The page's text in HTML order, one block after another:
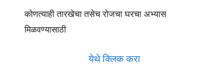
कोणत्याही तारखेचा तसेच रोजचा घरचा अभ्यास
मिळवण्यासाठी
येथे क्लिक करा